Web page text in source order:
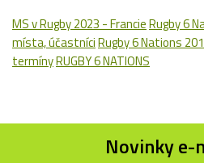
MS v Rugby 2023 - FrancieRugby 6
místa, účastníciRugby 6 Nations
termínyRUGBY 6 NATIONS
Novinky e-